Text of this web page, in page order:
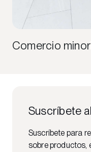
Comercio
Suscríbete
Suscríbete para
sobre productos,